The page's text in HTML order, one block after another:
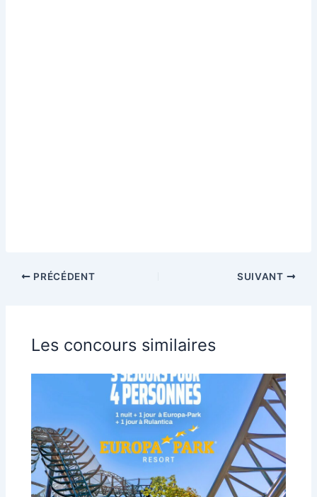
PRÉCÉDENT SUIVANT
Les concours similaires